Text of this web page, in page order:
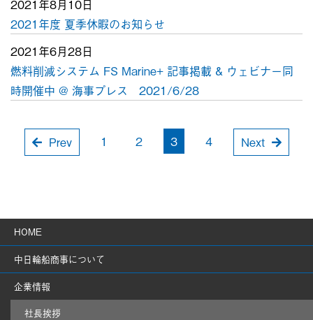
2021年8月10日
2021年度 夏季休暇のお知らせ
2021年6月28日
燃料削減システム FS Marine+ 記事掲載 & ウェビナー同
時開催中 @ 海事プレス 2021/6/28
Prev 1 2 3 4 Next
HOME
中日輪船商事について
企業情報
社長挨拶